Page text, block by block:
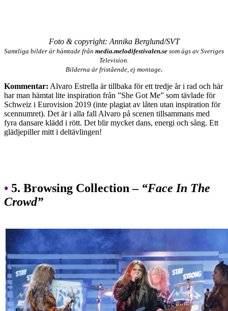
Foto & copyright: Annika Berglund/SVT
Samtliga bilder är hämtade från media.melodifestivalen.se som ägs av Sveriges
Television.
Bilderna är fristående, ej montage.
Kommentar: Alvaro Estrella är tillbaka för ett tredje år i rad och här
har man hämtat lite inspiration från ”She Got Me” som tävlade för
Schweiz i Eurovision 2019 (inte plagiat av låten utan inspiration för
scennumret). Det är i alla fall Alvaro på scenen tillsammans med
fyra dansare klädd i rött. Det blir mycket dans, energi och sång. Ett
glädjepiller mitt i deltävlingen!
• 5. Browsing Collection – “Face In The
Crowd”